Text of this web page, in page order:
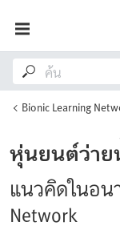
Bionic Learning
หุ่นยนต์ว่าย
แนวคิดในอน
Network